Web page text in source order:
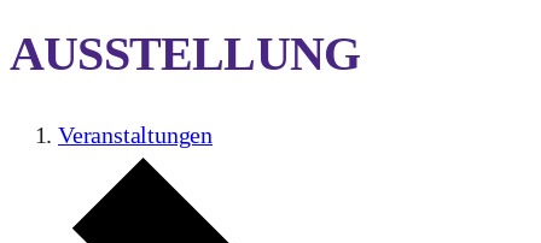
AUSSTELLUNG
Veranstaltungen